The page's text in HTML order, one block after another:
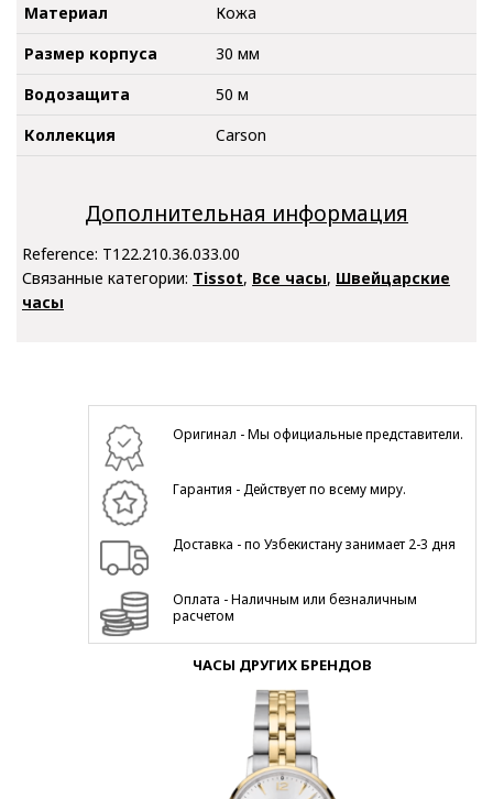
Материал
Кожа
Размер корпуса
30 мм
Водозащита
50 м
Коллекция
Carson
Дополнительная информация
Reference: T122.210.36.033.00
Связанные категории: Tissot, Все часы, Швейцарские
часы
Оригинал - Мы официальные представители.
Гарантия - Действует по всему миру.
Доставка - по Узбекистану занимает 2-3 дня
Оплата - Наличным или безналичным
расчетом
ЧАСЫ ДРУГИХ БРЕНДОВ